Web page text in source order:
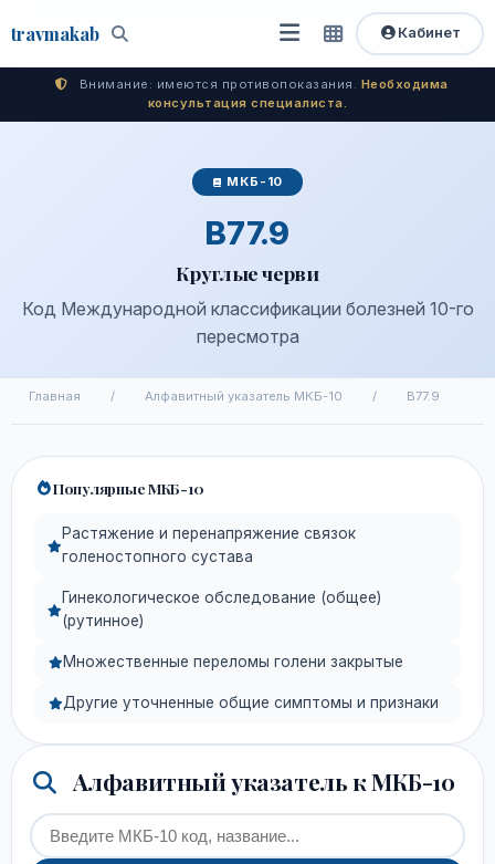
travmakab Поиск
Открыть
меню
Быстрый
доступ
Кабинет
Внимание: имеются противопоказания. Необходима
консультация специалиста.
МКБ-10
B77.9
Круглые черви
Код Международной классификации болезней 10-го
пересмотра
Главная / Алфавитный указатель МКБ-10 / B77.9
Популярные МКБ-10
Растяжение и перенапряжение связок
голеностопного сустава
Гинекологическое обследование (общее)
(рутинное)
Множественные переломы голени закрытые
Другие уточненные общие симптомы и признаки
Алфавитный указатель к МКБ-10